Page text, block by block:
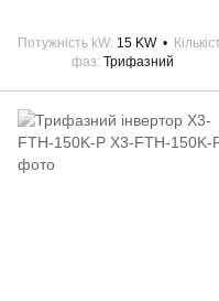
Потужність kW 15 KW
фаз Трифазний